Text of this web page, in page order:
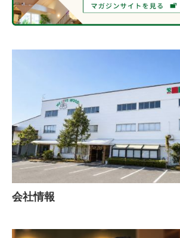
会社情報